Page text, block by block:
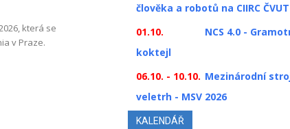
která se
v Praze.
člověka a robotů na CIIRC ČVUT
01.10.
NCS 4.0 -
koktejl
06.10. - 10.10. Mezinárodní
veletrh - MSV 2026
KALENDÁŘ